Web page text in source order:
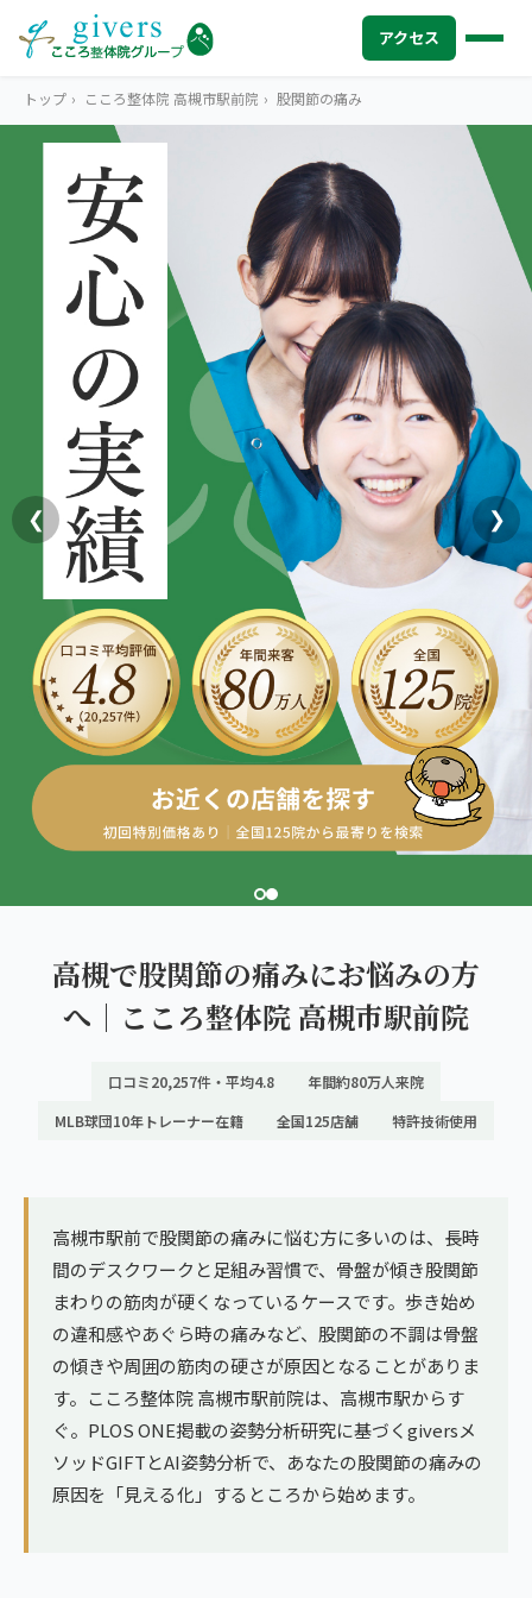
アクセス
HOME トップ
SYMPTOMS 症状から探す
腰痛
肩こり・首こり
四十肩・五十肩
膝痛・関節痛
股関節の痛み
産後の不調・体型の崩れ
骨盤の傾き・歪み
坐骨神経痛
ぎっくり腰
寝違え
姿勢矯正
疲労回復
ゴルフ
ヨガ・ピラティス
MENU メニューから探す
STORE 店舗一覧
AREA エリアから探す
北海道
札幌エリア（13院）
東北
仙台エリア（4院）
関東
池袋エリア（3院）
新宿エリア（3院）
高田馬場エリア（2院）
立川エリア（2院）
広島エリア（4院）
鹿児島エリア（3院）
→ エリア一覧（全11エリア）
ABOUT US 私たちについて
こころ整体院グループについて
初めての方へ
giversメソッドGIFT
研究・論文
医師・専門家からの推薦
メディア・実績
お知らせ
コラム
ご予約はこちら
OUR CONCEPT
とらわれないカラダを。
トップ › こころ整体院 高槻市駅前院 › 股関節の痛み
❮ ❯
高槻で股関節の痛みにお悩みの方
へ｜こころ整体院 高槻市駅前院
口コミ20,257件・平均4.8
年間約80万人来院
MLB球団10年トレーナー在籍
全国125店舗 特許技術使用
高槻市駅前で股関節の痛みに悩む方に多いのは、長時
間のデスクワークと足組み習慣で、骨盤が傾き股関節
まわりの筋肉が硬くなっているケースです。歩き始め
の違和感やあぐら時の痛みなど、股関節の不調は骨盤
の傾きや周囲の筋肉の硬さが原因となることがありま
す。こころ整体院 高槻市駅前院は、高槻市駅からす
ぐ。PLOS ONE掲載の姿勢分析研究に基づくgiversメ
ソッドGIFTとAI姿勢分析で、あなたの股関節の痛みの
原因を「見える化」するところから始めます。